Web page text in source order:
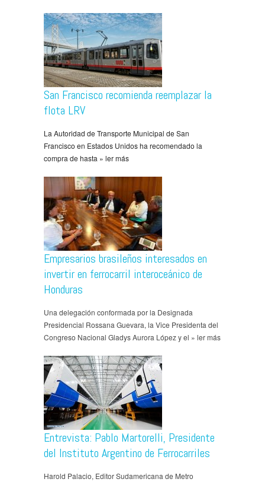
San Francisco recomienda reemplazar la
flota LRV
La Autoridad de Transporte Municipal de San
Francisco en Estados Unidos ha recomendado la
compra de hasta » ler más
Empresarios brasileños interesados en
invertir en ferrocarril interoceánico de
Honduras
Una delegación conformada por la Designada
Presidencial Rossana Guevara, la Vice Presidenta del
Congreso Nacional Gladys Aurora López y el » ler más
Entrevista: Pablo Martorelli, Presidente
del Instituto Argentino de Ferrocarriles
Harold Palacio, Editor Sudamericana de Metro